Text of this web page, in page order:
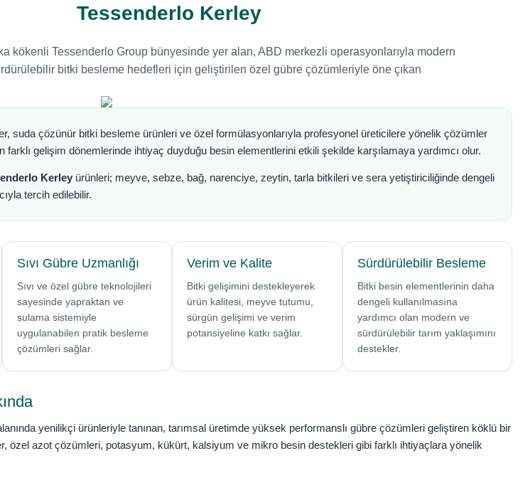
Tessenderlo Kerley
kökenli Tessenderlo Group bünyesinde yer alan, ABD merkezli operasyonlarıyla modern
bitki besleme hedefleri için geliştirilen özel gübre çözümleriyle öne çıkan
suda çözünür bitki besleme ürünleri ve özel formülasyonlarıyla profesyonel üreticilere yönelik çözümler
farklı gelişim dönemlerinde ihtiyaç duyduğu besin elementlerini etkili şekilde karşılamaya yardımcı olur.
Kerley ürünleri; meyve, sebze, bağ, narenciye, zeytin, tarla bitkileri ve sera yetiştiriciliğinde dengeli
tercih edilebilir.
Sıvı Gübre Uzmanlığı
Sıvı ve özel gübre teknolojileri
sayesinde yapraktan ve
sulama sistemiyle
uygulanabilen pratik besleme
çözümleri sağlar.
Verim ve Kalite
Bitki gelişimini destekleyerek
ürün kalitesi, meyve tutumu,
sürgün gelişimi ve verim
potansiyeline katkı sağlar.
Sürdürülebilir Besleme
Bitki besin elementlerinin daha
dengeli kullanılmasına
yardımcı olan modern ve
sürdürülebilir tarım yaklaşımını
destekler.
yenilikçi ürünleriyle tanınan, tarımsal üretimde yüksek performanslı gübre çözümleri geliştiren köklü bir
özel azot çözümleri, potasyum, kükürt, kalsiyum ve mikro besin destekleri gibi farklı ihtiyaçlara yönelik